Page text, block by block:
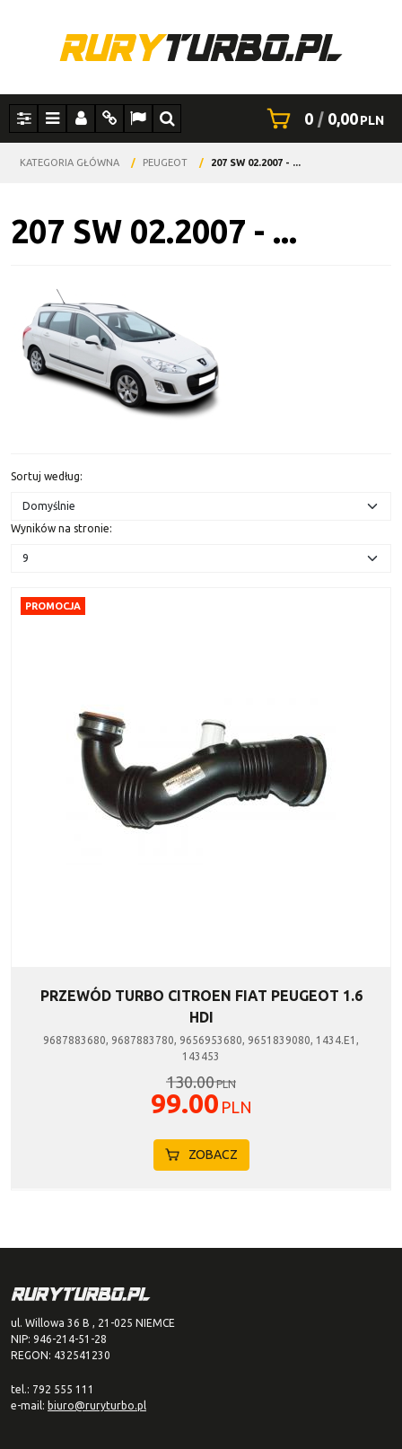
PanelMenuPanelInfoLangSzukaj
0 | 0,00PLN
KATEGORIA GŁÓWNA / PEUGEOT / 207 SW 02.2007 - ...
207 SW 02.2007 - ...
Sortuj według:
Wyników na stronie:
PROMOCJA
PRZEWÓD TURBO CITROEN FIAT PEUGEOT 1.6
HDI
9687883680, 9687883780, 9656953680, 9651839080, 1434.E1,
143453
130.00PLN
99.00 PLN
ZOBACZ
ul. Willowa 36 B , 21-025 NIEMCE
NIP: 946-214-51-28
REGON: 432541230
tel.: 792 555 111
e-mail: biuro@ruryturbo.pl